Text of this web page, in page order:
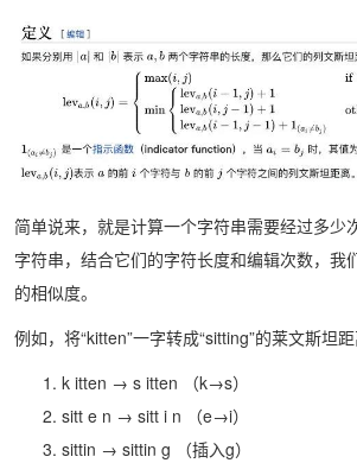
简单说来，就是计算一个字符串需要经过多少
字符串，结合它们的字符长度和编辑次数，我
的相似度。
例如，将“kitten”一字转成“sitting”的莱文斯坦距
k itten → s itten （k→s）
sitt e n → sitt i n （e→i）
sittin → sittin g （插入g）